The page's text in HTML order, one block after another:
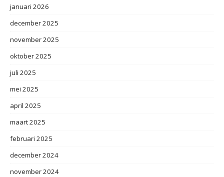
januari 2026
december 2025
november 2025
oktober 2025
juli 2025
mei 2025
april 2025
maart 2025
februari 2025
december 2024
november 2024